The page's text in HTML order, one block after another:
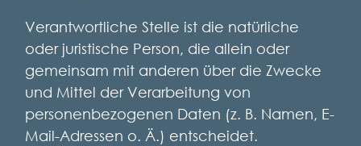
Verantwortliche Stelle ist die natürliche
oder juristische Person, die allein oder
gemeinsam mit anderen über die Zwecke
und Mittel der Verarbeitung von
personenbezogenen Daten (z. B. Namen, E-
Mail-Adressen o. Ä.) entscheidet.